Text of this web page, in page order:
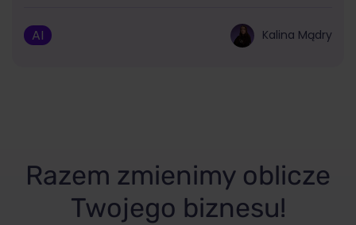
AI Kalina Mądry
Razem zmienimy oblicze
Twojego biznesu!